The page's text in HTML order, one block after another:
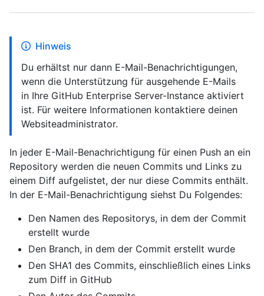
Hinweis
Du erhältst nur dann E-Mail-Benachrichtigungen,
wenn die Unterstützung für ausgehende E-Mails
in Ihre GitHub Enterprise Server-Instance aktiviert
ist. Für weitere Informationen kontaktiere deinen
Websiteadministrator.
In jeder E-Mail-Benachrichtigung für einen Push an ein
Repository werden die neuen Commits und Links zu
einem Diff aufgelistet, der nur diese Commits enthält.
In der E-Mail-Benachrichtigung siehst Du Folgendes:
Den Namen des Repositorys, in dem der Commit
erstellt wurde
Den Branch, in dem der Commit erstellt wurde
Den SHA1 des Commits, einschließlich eines Links
zum Diff in GitHub